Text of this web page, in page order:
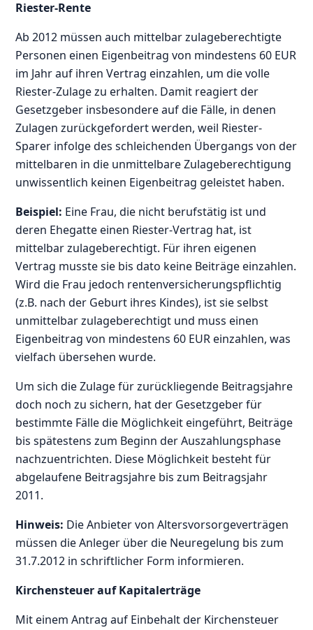
Riester-Rente
Ab 2012 müssen auch mittelbar zulageberechtigte
Personen einen Eigenbeitrag von mindestens 60 EUR
im Jahr auf ihren Vertrag einzahlen, um die volle
Riester-Zulage zu erhalten. Damit reagiert der
Gesetzgeber insbesondere auf die Fälle, in denen
Zulagen zurückgefordert werden, weil Riester-
Sparer infolge des schleichenden Übergangs von der
mittelbaren in die unmittelbare Zulageberechtigung
unwissentlich keinen Eigenbeitrag geleistet haben.
Beispiel: Eine Frau, die nicht berufstätig ist und
deren Ehegatte einen Riester-Vertrag hat, ist
mittelbar zulageberechtigt. Für ihren eigenen
Vertrag musste sie bis dato keine Beiträge einzahlen.
Wird die Frau jedoch rentenversicherungspflichtig
(z.B. nach der Geburt ihres Kindes), ist sie selbst
unmittelbar zulageberechtigt und muss einen
Eigenbeitrag von mindestens 60 EUR einzahlen, was
vielfach übersehen wurde.
Um sich die Zulage für zurückliegende Beitragsjahre
doch noch zu sichern, hat der Gesetzgeber für
bestimmte Fälle die Möglichkeit eingeführt, Beiträge
bis spätestens zum Beginn der Auszahlungsphase
nachzuentrichten. Diese Möglichkeit besteht für
abgelaufene Beitragsjahre bis zum Beitragsjahr
2011.
Hinweis: Die Anbieter von Altersvorsorgeverträgen
müssen die Anleger über die Neuregelung bis zum
31.7.2012 in schriftlicher Form informieren.
Kirchensteuer auf Kapitalerträge
Mit einem Antrag auf Einbehalt der Kirchensteuer